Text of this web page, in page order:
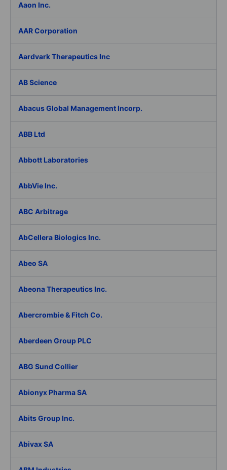
Aaon Inc.
AAR Corporation
Aardvark Therapeutics Inc
AB Science
Abacus Global Management Incorp.
ABB Ltd
Abbott Laboratories
AbbVie Inc.
ABC Arbitrage
AbCellera Biologics Inc.
Abeo SA
Abeona Therapeutics Inc.
Abercrombie & Fitch Co.
Aberdeen Group PLC
ABG Sund Collier
Abionyx Pharma SA
Abits Group Inc.
Abivax SA